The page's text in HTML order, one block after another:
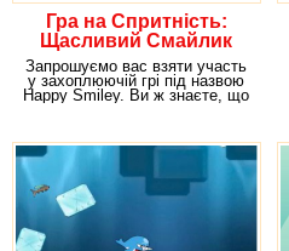
Гра на Спритність:
Щасливий Смайлик
Запрошуємо вас взяти участь
у захоплюючій грі під назвою
Happy Smiley. Ви ж знаєте, що